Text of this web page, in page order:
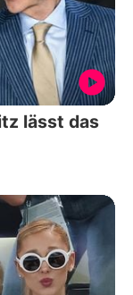
lässt das